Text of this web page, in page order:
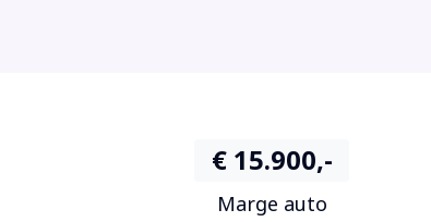
€ 15.900,-
Marge auto